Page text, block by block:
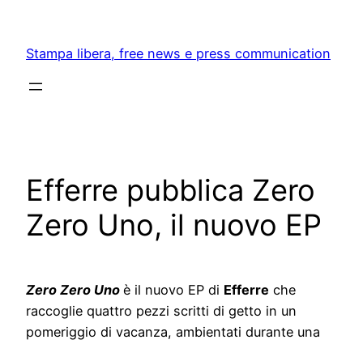
content
Stampa libera, free news e press communication
Efferre pubblica Zero
Zero Uno, il nuovo EP
Zero Zero Uno è il nuovo EP di Efferre che
raccoglie quattro pezzi scritti di getto in un
pomeriggio di vacanza, ambientati durante una